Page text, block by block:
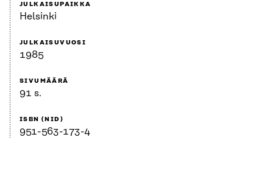
JULKAISUPAIKKA
Helsinki
JULKAISUVUOSI
1985
SIVUMÄÄRÄ
91 s.
ISBN (NID)
951-563-173-4